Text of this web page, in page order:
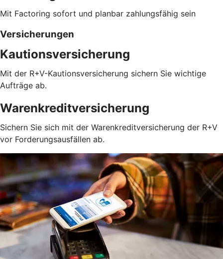
Mit Factoring sofort und planbar zahlungsfähig sein
Versicherungen
Kautionsversicherung
Mit der R+V-Kautionsversicherung sichern Sie wichtige
Aufträge ab.
Warenkreditversicherung
Sichern Sie sich mit der Warenkreditversicherung der R+V
vor Forderungsausfällen ab.